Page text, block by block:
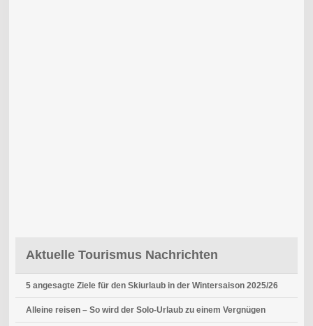
Aktuelle Tourismus Nachrichten
5 angesagte Ziele für den Skiurlaub in der Wintersaison 2025/26
Alleine reisen – So wird der Solo-Urlaub zu einem Vergnügen